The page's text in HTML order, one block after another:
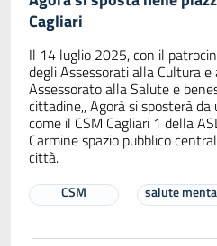
Cagliari
Il 14 luglio 2025, con il
degli Assessorati alla Cultura
Assessorato alla Salute e
cittadine,, Agorà si sposterà
come il CSM Cagliari 1 della
Carmine spazio pubblico
città.
CSM salute